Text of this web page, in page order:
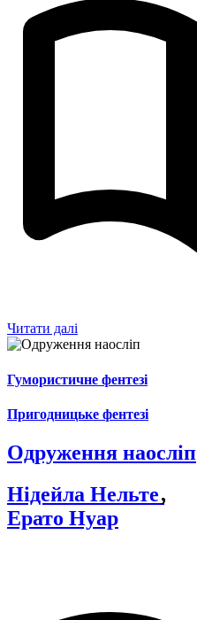
Читати далі
Гумористичне фентезі
Пригодницьке фентезі
Одруження наосліп
Нідейла Нельте,
Ерато Нуар